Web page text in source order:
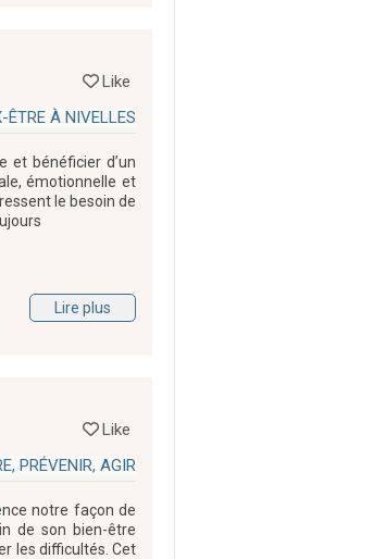
Like
ÊTRE À NIVELLES
et bénéficier d’un
émotionnelle et
le besoin de
Lire plus
Like
PRÉVENIR, AGIR
notre façon de
de son bien-être
les difficultés. Cet